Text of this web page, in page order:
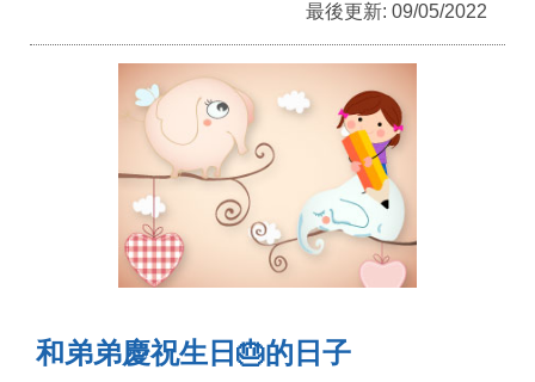
最後更新: 09/05/2022
和弟弟慶祝生日🎂的日子